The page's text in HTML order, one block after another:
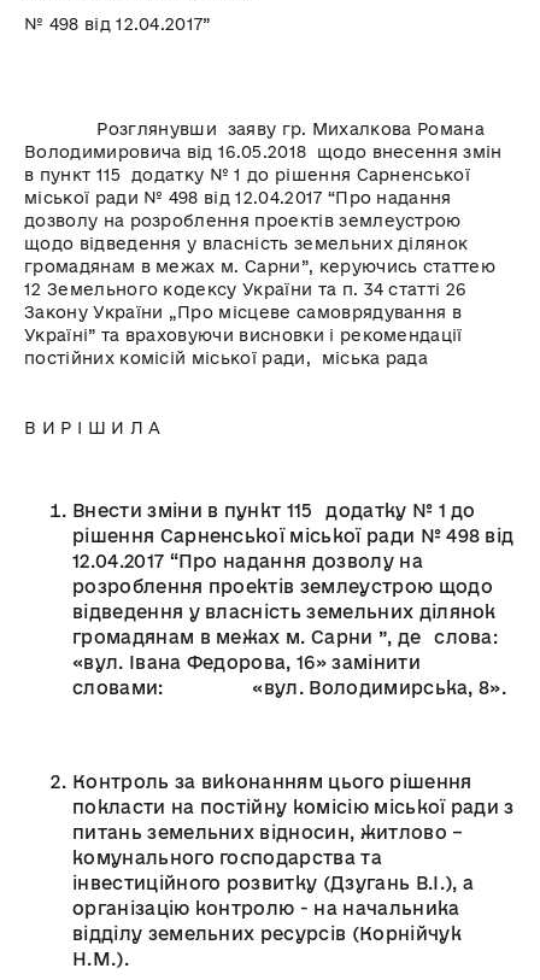
№ 498 від 12.04.2017”
Розглянувши заяву гр. Михалкова Романа
Володимировича від 16.05.2018 щодо внесення змін
в пункт 115 додатку № 1 до рішення Сарненської
міської ради № 498 від 12.04.2017 “Про надання
дозволу на розроблення проектів землеустрою
щодо відведення у власність земельних ділянок
громадянам в межах м. Сарни”, керуючись статтею
12 Земельного кодексу України та п. 34 статті 26
Закону України „Про місцеве самоврядування в
Україні” та враховуючи висновки і рекомендації
постійних комісій міської ради, міська рада
В И Р І Ш И Л А
Внести зміни в пункт 115 додатку № 1 до
рішення Сарненської міської ради № 498 від
12.04.2017 “Про надання дозволу на
розроблення проектів землеустрою щодо
відведення у власність земельних ділянок
громадянам в межах м. Сарни ”, де слова:
«вул. Івана Федорова, 16» замінити
словами: «вул. Володимирська, 8».
Контроль за виконанням цього рішення
покласти на постійну комісію міської ради з
питань земельних відносин, житлово –
комунального господарства та
інвестиційного розвитку (Дзугань В.І.), а
організацію контролю - на начальника
відділу земельних ресурсів (Корнійчук
Н.М.).